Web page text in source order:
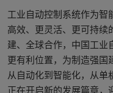
工业自动控制系统作为智
高效、更灵活、更可持续
建、全球合作，中国工业
更有利位置，为制造强国
从自动化到智能化，从单
正在开启新的发展篇章，